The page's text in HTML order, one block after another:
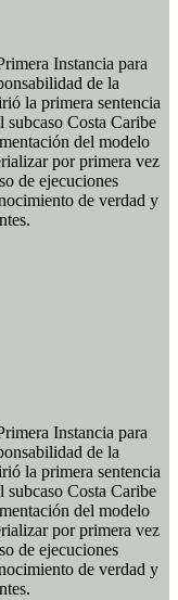
Instancia para
de la
la primera sentencia
subcaso Costa Caribe
del modelo
por primera vez
de ejecuciones
de verdad y
Instancia para
de la
la primera sentencia
subcaso Costa Caribe
del modelo
por primera vez
de ejecuciones
de verdad y